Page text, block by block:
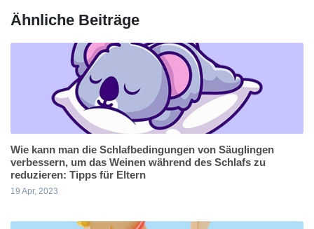
Ähnliche Beiträge
Wie kann man die Schlafbedingungen von Säuglingen
verbessern, um das Weinen während des Schlafs zu
reduzieren: Tipps für Eltern
19 Apr, 2023